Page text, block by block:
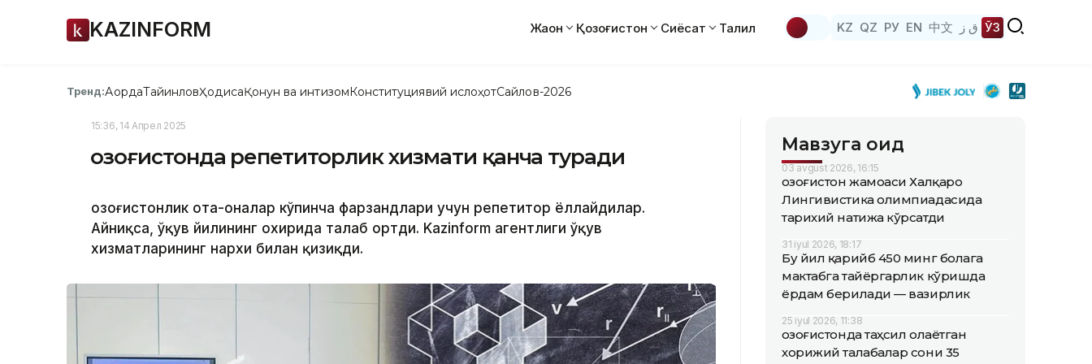
KAZINFORM Жаҳон Қозоғистон Сиёсат Таҳлил KZ QZ РУ EN 中文 ق ز ЎЗ
Тренд:АқордаТайинловҲодисаҚонун ва интизомКонституциявий ислоҳотСайлов-2026
15:36, 14 Апрел 2025
Қозоғистонда репетиторлик хизмати қанча туради
Қозоғистонлик ота-оналар кўпинча фарзандлари учун репетитор ёллайдилар.
Айниқса, ўқув йилининг охирида талаб ортди. Kazinform агентлиги ўқув
хизматларининг нархи билан қизиқди.
Мавзуга оид
03 avgust 2026, 16:15
Қозоғистон жамоаси Халқаро
Лингивистика олимпиадасида
тарихий натижа кўрсатди
31 iyul 2026, 18:17
Бу йил қарийб 450 минг болага
мактабга тайёргарлик кўришда
ёрдам берилади — вазирлик
25 iyul 2026, 11:38
Қозоғистонда таҳсил олаётган
хорижий талабалар сони 35